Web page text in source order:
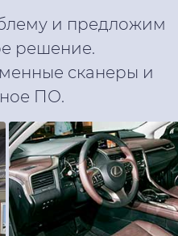
и предложим
решение.
сканеры и
ПО.